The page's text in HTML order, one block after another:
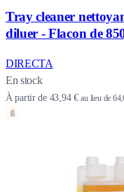
Tray cleaner
diluer - Flacon de
DIRECTA
En stock
À partir de 43,94 € au lieu de